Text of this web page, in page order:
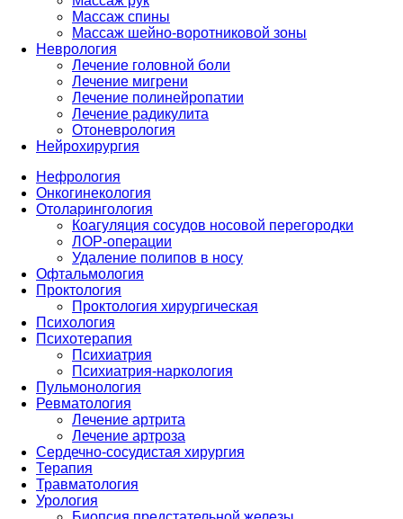
Массаж спины
Массаж шейно-воротниковой зоны
Неврология
Лечение головной боли
Лечение мигрени
Лечение полинейропатии
Лечение радикулита
Отоневрология
Нейрохирургия
Нефрология
Онкогинекология
Отоларингология
Коагуляция сосудов носовой перегородки
ЛОР-операции
Удаление полипов в носу
Офтальмология
Проктология
Проктология хирургическая
Психология
Психотерапия
Психиатрия
Психиатрия-наркология
Пульмонология
Ревматология
Лечение артрита
Лечение артроза
Сердечно-сосудистая хирургия
Терапия
Травматология
Урология